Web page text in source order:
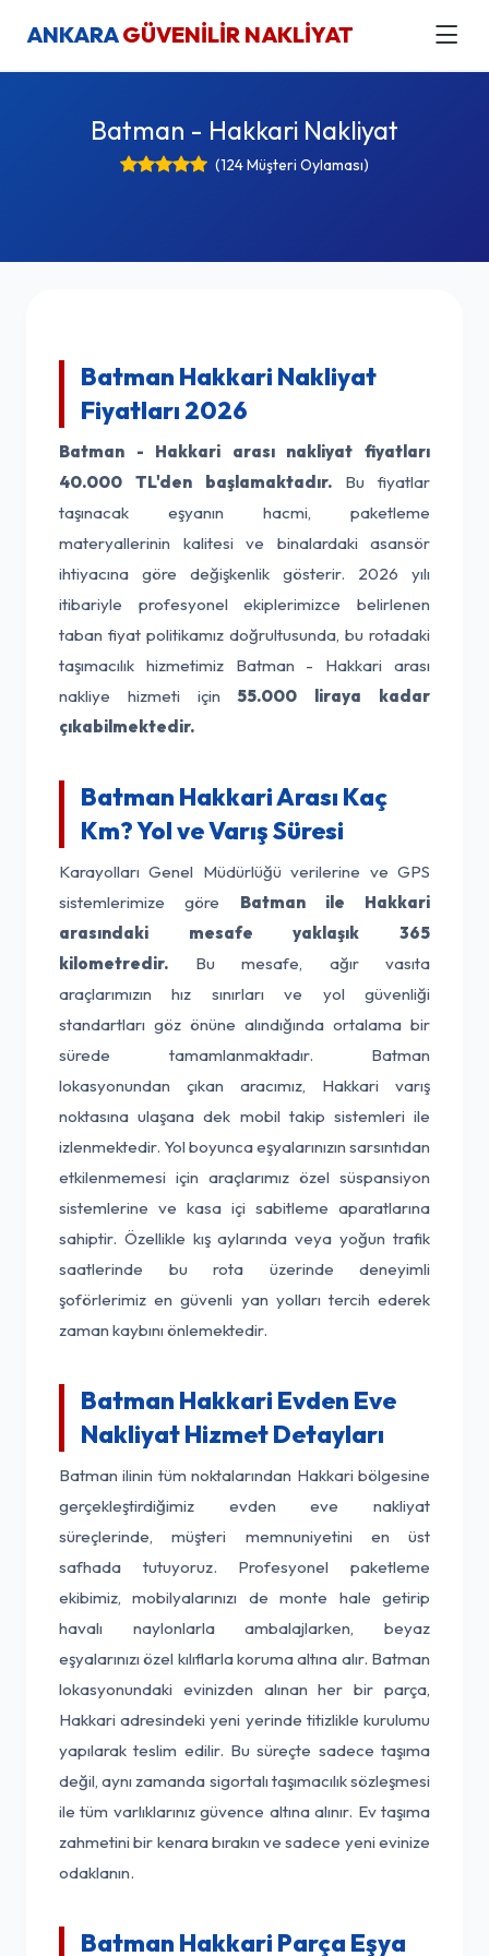
ANKARAGÜVENİLİR NAKLİYAT
Batman - Hakkari Nakliyat
(124 Müşteri Oylaması)
Batman Hakkari Nakliyat
Fiyatları 2026
Batman - Hakkari arası nakliyat fiyatları
40.000 TL'den başlamaktadır. Bu fiyatlar
taşınacak eşyanın hacmi, paketleme
materyallerinin kalitesi ve binalardaki asansör
ihtiyacına göre değişkenlik gösterir. 2026 yılı
itibariyle profesyonel ekiplerimizce belirlenen
taban fiyat politikamız doğrultusunda, bu rotadaki
taşımacılık hizmetimiz Batman - Hakkari arası
nakliye hizmeti için55.000 liraya kadar
çıkabilmektedir.
Batman Hakkari Arası Kaç
Km? Yol ve Varış Süresi
Karayolları Genel Müdürlüğü verilerine ve GPS
sistemlerimize göre Batman ile Hakkari
arasındaki mesafe yaklaşık 365
kilometredir. Bu mesafe, ağır vasıta
araçlarımızın hız sınırları ve yol güvenliği
standartları göz önüne alındığında ortalama bir
sürede tamamlanmaktadır. Batman
lokasyonundan çıkan aracımız, Hakkari varış
noktasına ulaşana dek mobil takip sistemleri ile
izlenmektedir. Yol boyunca eşyalarınızın sarsıntıdan
etkilenmemesi için araçlarımız özel süspansiyon
sistemlerine ve kasa içi sabitleme aparatlarına
sahiptir. Özellikle kış aylarında veya yoğun trafik
saatlerinde bu rota üzerinde deneyimli
şoförlerimiz en güvenli yan yolları tercih ederek
zaman kaybını önlemektedir.
Batman Hakkari Evden Eve
Nakliyat Hizmet Detayları
Batman ilinin tüm noktalarından Hakkari bölgesine
gerçekleştirdiğimiz evden eve nakliyat
süreçlerinde, müşteri memnuniyetini en üst
safhada tutuyoruz. Profesyonel paketleme
ekibimiz, mobilyalarınızı de monte hale getirip
havalı naylonlarla ambalajlarken, beyaz
eşyalarınızı özel kılıflarla koruma altına alır. Batman
lokasyonundaki evinizden alınan her bir parça,
Hakkari adresindeki yeni yerinde titizlikle kurulumu
yapılarak teslim edilir. Bu süreçte sadece taşıma
değil, aynı zamanda sigortalı taşımacılık sözleşmesi
ile tüm varlıklarınız güvence altına alınır. Ev taşıma
zahmetini bir kenara bırakın ve sadece yeni evinize
odaklanın.
Batman Hakkari Parça Eşya